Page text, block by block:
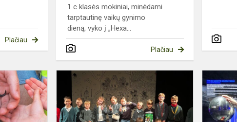
Plačiau
1 c klasės mokiniai, minėdami
tarptautinę vaikų gynimo
dieną, vyko į „Hexa...
Plačiau
PAVASARIO
IŠVYKA
VILNIAUS
KAMERINĮ